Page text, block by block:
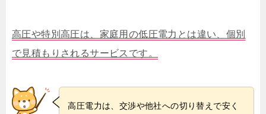
高圧や特別高圧は、家庭用の低圧電力とは違い、個別
で見積もりされるサービスです。
高圧電力は、交渉や他社への切り替えで安く